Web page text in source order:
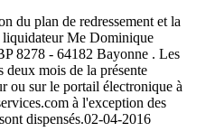
du plan de redressement et la
Me Dominique
8278 - 64182 Bayonne . Les
deux mois de la présente
ou sur le portail électronique à
à l'exception des
dispensés.02-04-2016